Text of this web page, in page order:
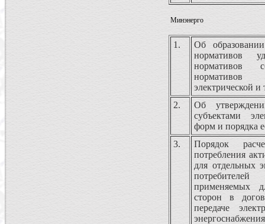
Минэнерго
1.
Об
нормативов
нормативов
нормативов
электрической и
2.
Об
субъектами
форм и порядка
3.
Порядок
потребления
для отдельных
применяемых
сторон в
передаче